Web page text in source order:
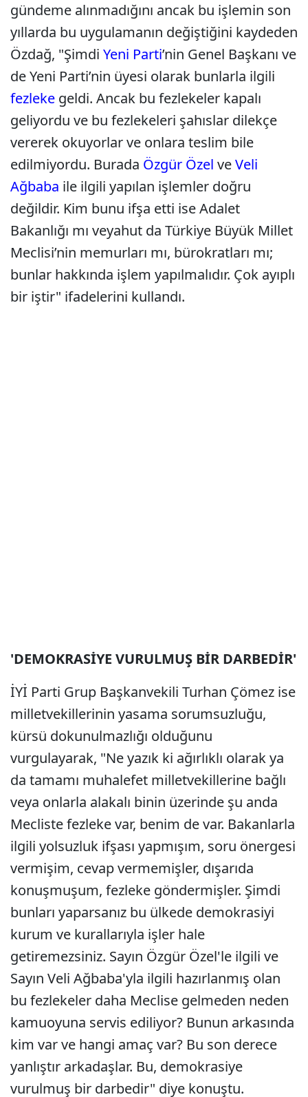
gündeme alınmadığını ancak bu işlemin son
yıllarda bu uygulamanın değiştiğini kaydeden
Özdağ, "Şimdi Yeni Parti’nin Genel Başkanı ve
de Yeni Parti’nin üyesi olarak bunlarla ilgili
fezleke geldi. Ancak bu fezlekeler kapalı
geliyordu ve bu fezlekeleri şahıslar dilekçe
vererek okuyorlar ve onlara teslim bile
edilmiyordu. Burada Özgür Özel veVeli
Ağbaba ile ilgili yapılan işlemler doğru
değildir. Kim bunu ifşa etti ise Adalet
Bakanlığı mı veyahut da Türkiye Büyük Millet
Meclisi’nin memurları mı, bürokratları mı;
bunlar hakkında işlem yapılmalıdır. Çok ayıplı
bir iştir" ifadelerini kullandı.
'DEMOKRASİYE VURULMUŞ BİR DARBEDİR'
İYİ Parti Grup Başkanvekili Turhan Çömez ise
milletvekillerinin yasama sorumsuzluğu,
kürsü dokunulmazlığı olduğunu
vurgulayarak, "Ne yazık ki ağırlıklı olarak ya
da tamamı muhalefet milletvekillerine bağlı
veya onlarla alakalı binin üzerinde şu anda
Mecliste fezleke var, benim de var. Bakanlarla
ilgili yolsuzluk ifşası yapmışım, soru önergesi
vermişim, cevap vermemişler, dışarıda
konuşmuşum, fezleke göndermişler. Şimdi
bunları yaparsanız bu ülkede demokrasiyi
kurum ve kurallarıyla işler hale
getiremezsiniz. Sayın Özgür Özel'le ilgili ve
Sayın Veli Ağbaba'yla ilgili hazırlanmış olan
bu fezlekeler daha Meclise gelmeden neden
kamuoyuna servis ediliyor? Bunun arkasında
kim var ve hangi amaç var? Bu son derece
yanlıştır arkadaşlar. Bu, demokrasiye
vurulmuş bir darbedir" diye konuştu.